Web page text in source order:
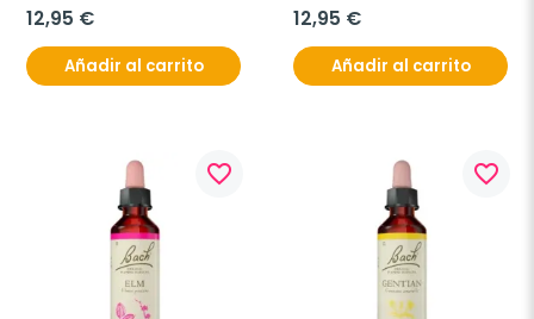
12,95 €
Añadir al carrito
12,95 €
Añadir al carrito
favorite_border favorite_border